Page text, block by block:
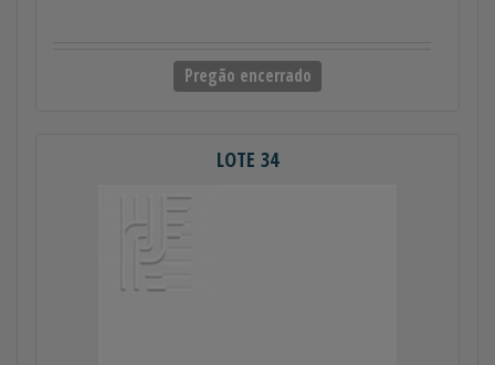
Pregão encerrado
LOTE 34